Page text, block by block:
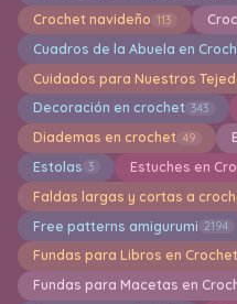
Crochet navideño 113
Cuadros de la Abuela en
Cuidados para Nuestros
Decoración en crochet 343
Diademas en crochet 49
Estolas 3 Estuches en
Faldas largas y cortas a
Free patterns amigurumi 2194
Fundas para Libros en Crochet
Fundas para Macetas en